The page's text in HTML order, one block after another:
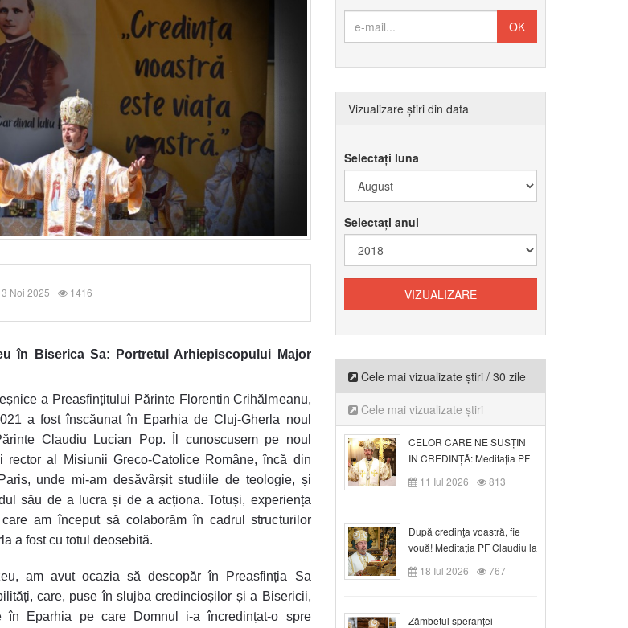
Noi 2025 1416
în Biserica Sa:
Portretul Arhiepiscopului Major
a Preasfințitului Părinte Florentin Crihălmeanu,
a fost înscăunat în Eparhia de Cluj-Gherla noul
Claudiu Lucian Pop. Îl cunoscusem pe noul
rector al Misiunii Greco-Catolice Române, încă din
unde mi-am desăvârșit studiile de teologie, și
său de a lucra și de a acționa. Totuși, experiența
am început să colaborăm în cadrul structurilor
a fost cu totul deosebită.
am avut ocazia să descopăr în Preasfinția Sa
care, puse în slujba credincioșilor și a Bisericii,
în Eparhia pe care Domnul i-a încredințat-o spre
Vizualizare știri din data
Selectați luna
Selectați anul
Cele mai vizualizate știri / 30 zile
Cele mai vizualizate știri
CELOR CARE NE SUSȚIN
ÎN CREDINȚĂ: Meditația PF
Claudiu la Duminica a VI-a
după Rusalii
11 Iul 2026 813
După credinţa voastră, fie
vouă! Meditația PF Claudiu la
duminica a VII-a după Rusalii
18 Iul 2026 767
Zâmbetul speranței